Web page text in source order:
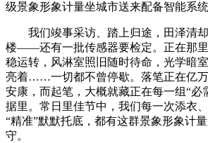
级景象形象计量坐城市送来配备智能系统
我们竣事采访、踏上归途，田泽清却
楼——还有一批传感器要检定。正在那
稳运转，风淋室照旧随时待命，光学暗
亮着……一切都不曾停歇。落笔正在亿
安康，而起笔，大概就藏正在每一组“必
据里。常日里佳节中，我们每一次添衣
“精准”默默托底，都有这群景象形象计
守。